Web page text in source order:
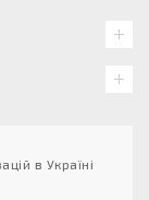
в Україні